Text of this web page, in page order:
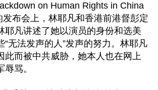
on Human Rights in China
布会上，林耶凡和香港前港督彭定
耶凡讲述了她以演员的身份和选美
“无法发声的人”发声的努力。林耶凡
此而被中共威胁，她本人也在网上
骂。